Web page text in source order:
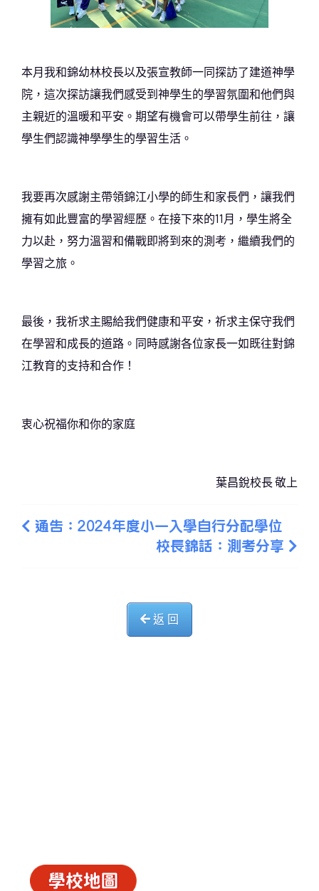
本月我和錦幼林校長以及張宣教師一同探訪了建道神學
院，這次探訪讓我們感受到神學生的學習氛圍和他們與
主親近的溫暖和平安。期望有機會可以帶學生前往，讓
學生們認識神學學生的學習生活。
我要再次感謝主帶領錦江小學的師生和家長們，讓我們
擁有如此豐富的學習經歷。在接下來的11月，學生將全
力以赴，努力溫習和備戰即將到來的測考，繼續我們的
學習之旅。
最後，我祈求主賜給我們健康和平安，祈求主保守我們
在學習和成長的道路。同時感謝各位家長一如既往對錦
江教育的支持和合作！
衷心祝福你和你的家庭
葉昌銳校長 敬上
通告：2024年度小一入學自行分配學位
校長錦話：測考分享
返 回